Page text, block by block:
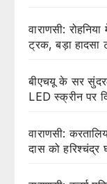
वाराणसी:
ट्रक, बड़ा हादसा
बीएचयू के सर
LED स्क्रीन पर
वाराणसी:
दास को हरिश्चंद्र